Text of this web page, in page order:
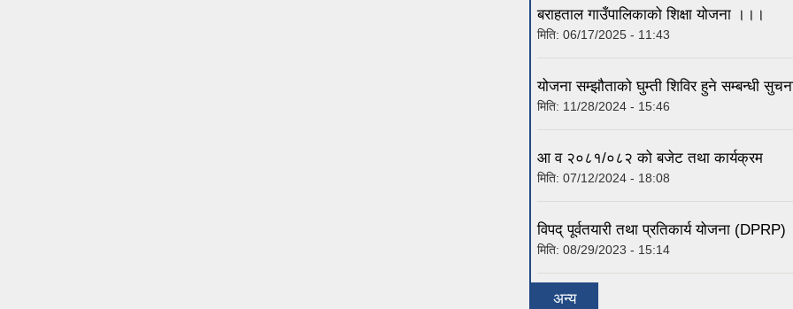
बराहताल गाउँपालिकाको शिक्षा योजना ।।।
मिति: 06/17/2025 - 11:43
योजना सम्झौताको घुम्ती शिविर हुने सम्बन्धी
मिति: 11/28/2024 - 15:46
आ व २०८१/०८२ को बजेट तथा कार्यक्रम
मिति: 07/12/2024 - 18:08
विपद् पूर्वतयारी तथा प्रतिकार्य योजना (DPRP)
मिति: 08/29/2023 - 15:14
अन्य